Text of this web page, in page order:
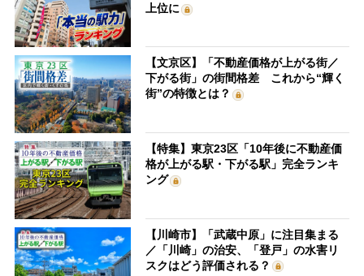
上位に
【文京区】「不動産価格が上がる街／
下がる街」の街間格差 これから“輝く
街”の特徴とは？
【特集】東京23区「10年後に不動産価
格が上がる駅・下がる駅」完全ランキ
ング
【川崎市】「武蔵中原」に注目集まる
／「川崎」の治安、「登戸」の水害リ
スクはどう評価される？